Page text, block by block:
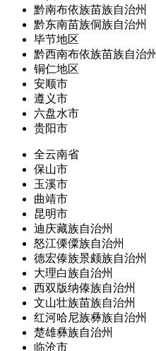
黔南布依族苗族自治州
黔东南苗族侗族自治州
毕节地区
黔西南布依族苗族自治州
铜仁地区
安顺市
遵义市
六盘水市
贵阳市
全云南省
保山市
玉溪市
曲靖市
昆明市
迪庆藏族自治州
怒江傈僳族自治州
德宏傣族景颇族自治州
大理白族自治州
西双版纳傣族自治州
文山壮族苗族自治州
红河哈尼族彝族自治州
楚雄彝族自治州
临沧市